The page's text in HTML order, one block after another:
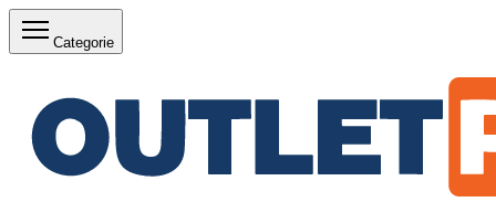
Categorie